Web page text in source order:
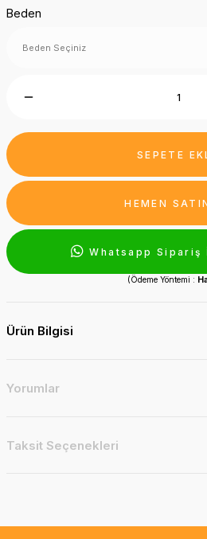
Beden
SEPETE
HEMEN
Whatsapp Sipariş
(Ödeme Yöntemi :
Ürün Bilgisi
Yorumlar
Taksit Seçenekleri